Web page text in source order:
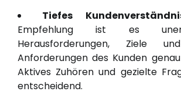
Tiefes
Empfehlung ist es
Herausforderungen, Ziele
Anforderungen des Kunden
Aktives Zuhören und gezielte
entscheidend.